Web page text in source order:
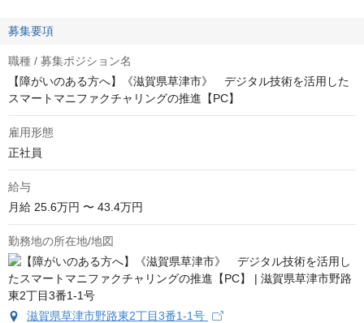
募集要項
職種 / 募集ポジション名
【障がいのある方へ】《滋賀県草津市》 デジタル技術を活用した
スマートマニファクチャリングの推進【PC】
雇用形態
正社員
給与
月給 25.6万円 〜 43.4万円
勤務地の所在地/地図
滋賀県草津市野路東2丁目3番1-1号